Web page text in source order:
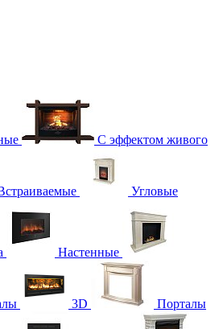
С эффектом живого
Угловые
Настенные
3D Порталы